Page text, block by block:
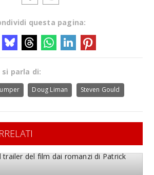
questa pagina:
parla di:
Doug Liman Steven Gould